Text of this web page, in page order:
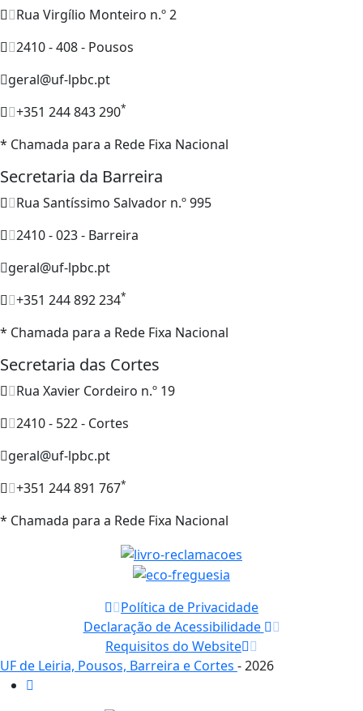
Rua Virgílio Monteiro n.º 2
2410 - 408 - Pousos
geral@uf-lpbc.pt
+351 244 843 290*
* Chamada para a Rede Fixa Nacional
Secretaria da Barreira
Rua Santíssimo Salvador n.º 995
2410 - 023 - Barreira
geral@uf-lpbc.pt
+351 244 892 234*
* Chamada para a Rede Fixa Nacional
Secretaria das Cortes
Rua Xavier Cordeiro n.º 19
2410 - 522 - Cortes
geral@uf-lpbc.pt
+351 244 891 767*
* Chamada para a Rede Fixa Nacional
Política de Privacidade
Declaração de Acessibilidade
Requisitos do Website
UF de Leiria, Pousos, Barreira e Cortes - 2026